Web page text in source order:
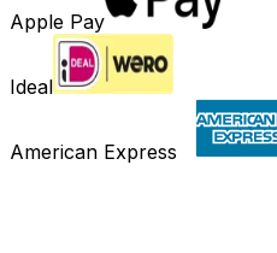
Apple Pay
Ideal
American Express